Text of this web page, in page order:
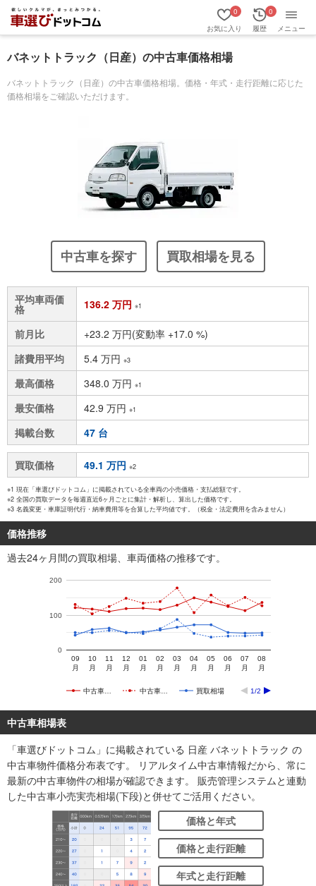
お気に入り
0
履歴
0
メニュー
バネットトラック（日産）の中古車価格相場
バネットトラック（日産）の中古車価格相場。価格・年式・走行距離に応じた
価格相場をご確認いただけます。
中古車を探す 買取相場を見る
平均車両価
格 136.2 万円 ※1
前月比
+23.2 万円(変動率 +17.0 %)
諸費用平均
5.4 万円 ※3
最高価格 348.0 万円 ※1
最安価格 42.9 万円 ※1
掲載台数 47 台
買取価格 49.1 万円 ※2
※1 現在「車選びドットコム」に掲載されている全車両の小売価格・支払総額です。
※2 全国の買取データを毎週直近6ヶ月ごとに集計・解析し、算出した価格です。
※3 名義変更・車庫証明代行・納車費用等を合算した平均値です。（税金・法定費用を含みません）
価格推移
過去24ヶ月間の買取相場、車両価格の推移です。
中古車… 中古車… 買取相場 1/2
09
月
10
月
11
月
12
月
01
月
02
月
03
月
04
月
05
月
06
月
07
月
08
月
0
100
200
中古車相場表
「車選びドットコム」に掲載されている 日産 バネットトラック の
中古車物件価格分布表です。 リアルタイム中古車情報だから、常に
最新の中古車物件の相場が確認できます。 販売管理システムと連動
した中古車小売実売相場(下段)と併せてご活用ください。
価格と年式
価格と走行距離
年式と走行距離